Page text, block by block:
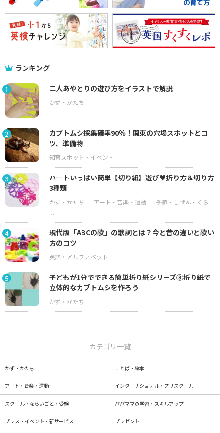
ランキング
1 二人あやとりの遊び方をイラストで解説
2
カブトムシ採集確率90％！関東の穴場スポットとコ
ツ、準備物
3
ハートいっぱい簡単【切り紙】遊び♥折り方＆切り方
3種類
4
現代版「ABCの歌」の歌詞とは？今と昔の違いと歌い
方のコツ
5
子どもが1分でできる簡単折り紙シリーズ③折り紙で
立体的なカブトムシを作ろう
カテゴリ一覧
かず・かたち ことば・絵本
アート・音楽・運動 インターナショナル・プリスクール
スクール・ならいごと・受験 パパママの学習・スキルアップ
プレス・イベント・新サービス プレゼント